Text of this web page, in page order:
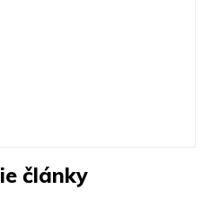
články